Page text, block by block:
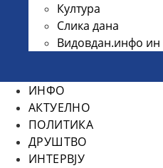
Култура
Слика дана
Видовдан.инфо ин
ИНФО
АКТУЕЛНО
ПОЛИТИКА
ДРУШТВО
ИНТЕРВЈУ